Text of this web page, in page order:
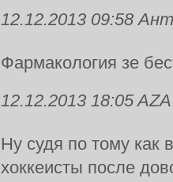
12.12.2013 09:58
Фармакология зе
12.12.2013 18:05 AZA
Ну судя по тому как
хоккеисты после